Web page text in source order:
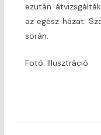
ezután
az egész házat.
során.
Fotó: Illusztráció